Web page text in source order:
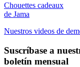
Chouettes cadeaux
de Jama
Nuestros videos de
Suscríbase a
boletín mensual